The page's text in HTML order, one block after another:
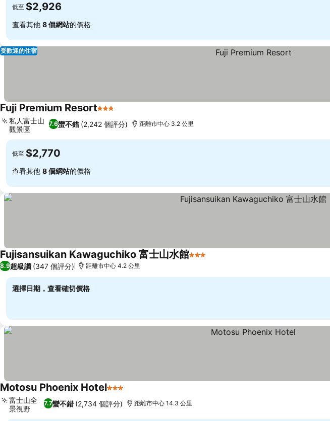
低至 $2,926
查看其他 8 個網站的價格
受歡迎的住宿
Fuji Premium Resort3 星級
7.6蠻不錯 (2,242 個評分)
私人富士山
觀景區
距離市中心 3.2 公里
低至 $2,770
查看其他 8 個網站的價格
Fujisansuikan Kawaguchiko 富士山水館3 星級
8.9超級讚 (347 個評分) 距離市中心 4.2 公里
選擇日期，查看確切價格
Motosu Phoenix Hotel3 星級
7.7蠻不錯 (2,734 個評分)
富士山全
景視野
距離市中心 14.3 公里